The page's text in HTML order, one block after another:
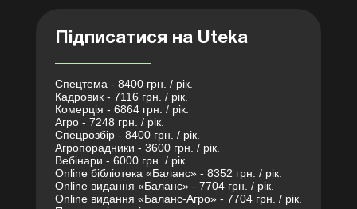
Підписатися на Uteka
Спецтема - 8400 грн. / рік.
Кадровик - 7116 грн. / рік.
Комерція - 6864 грн. / рік.
Агро - 7248 грн. / рік.
Спецрозбір - 8400 грн. / рік.
Агропорадники - 3600 грн. / рік.
Вебінари - 6000 грн. / рік.
Online бібліотека «Баланс» - 8352 грн. / рік.
Online видання «Баланс» - 7704 грн. / рік.
Online видання «Баланс-Агро» - 7704 грн. / рік.